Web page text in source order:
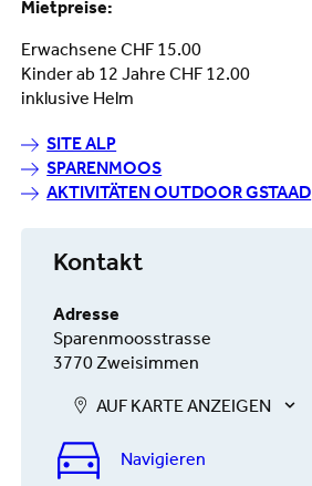
Mietpreise:
Erwachsene CHF 15.00
Kinder ab 12 Jahre CHF 12.00
inklusive Helm
SITE ALP
SPARENMOOS
AKTIVITÄTEN OUTDOOR GSTAAD
Kontakt
Adresse
Sparenmoosstrasse
3770 Zweisimmen
AUF KARTE ANZEIGEN
Navigieren